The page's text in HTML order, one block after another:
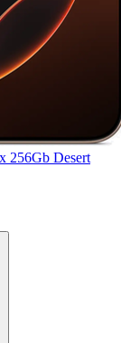
256Gb Desert